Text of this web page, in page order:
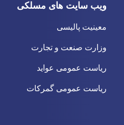
ویب سایت های مسلکی
معینیت پالیسی
وزارت صنعت و تجارت
ریاست عمومی عواید
ریاست عمومی گمرکات